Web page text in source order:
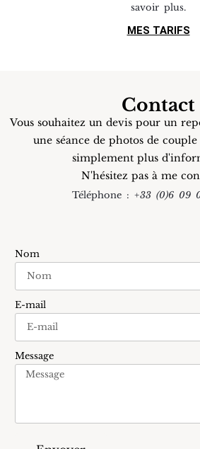
savoir plus.
MES TARIFS
Contact
Vous souhaitez un devis pour un
une séance de photos de couple
simplement plus
N'hésitez pas à me
Téléphone : +33 (0)6 09
Nom
E-mail
Message